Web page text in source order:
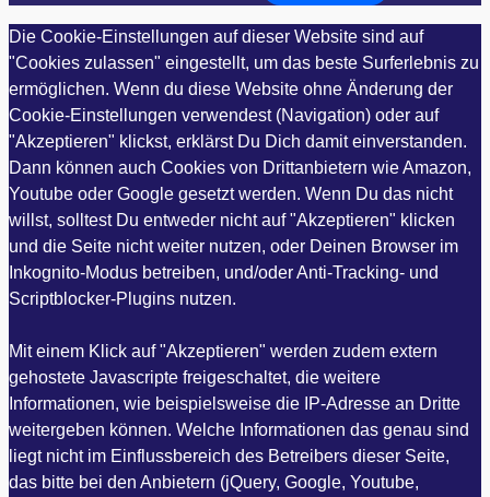
Die Cookie-Einstellungen auf dieser Website sind auf
"Cookies zulassen" eingestellt, um das beste Surferlebnis zu
ermöglichen. Wenn du diese Website ohne Änderung der
Cookie-Einstellungen verwendest (Navigation) oder auf
"Akzeptieren" klickst, erklärst Du Dich damit einverstanden.
Dann können auch Cookies von Drittanbietern wie Amazon,
Youtube oder Google gesetzt werden. Wenn Du das nicht
willst, solltest Du entweder nicht auf "Akzeptieren" klicken
und die Seite nicht weiter nutzen, oder Deinen Browser im
Inkognito-Modus betreiben, und/oder Anti-Tracking- und
Scriptblocker-Plugins nutzen.
Mit einem Klick auf "Akzeptieren" werden zudem extern
gehostete Javascripte freigeschaltet, die weitere
Informationen, wie beispielsweise die IP-Adresse an Dritte
weitergeben können. Welche Informationen das genau sind
liegt nicht im Einflussbereich des Betreibers dieser Seite,
das bitte bei den Anbietern (jQuery, Google, Youtube,